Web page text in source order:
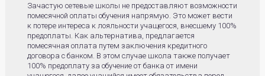
Зачастую сетевые школы не предоставляют возможности
помесячной оплаты обучения напрямую. Это может вести
к потере интереса к лояльности учащегося, внесшему 100%
предоплаты. Как альтернатива, предлагается
помесячная оплата путем заключения кредитного
договора с банком. В этом случае школа также получает
100% предоплату за обучение от банка от имени